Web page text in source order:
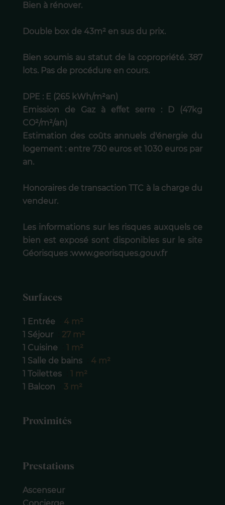
Bien à rénover.
Double box de 43m² en sus du prix.
Bien soumis au statut de la copropriété. 387
lots. Pas de procédure en cours.
DPE : E (265 kWh/m²an)
Emission de Gaz à effet serre : D (47kg
CO²/m²/an)
Estimation des coûts annuels d'énergie du
logement : entre 730 euros et 1030 euros par
an.
Honoraires de transaction TTC à la charge du
vendeur.
Les informations sur les risques auxquels ce
bien est exposé sont disponibles sur le site
Géorisques :www.georisques.gouv.fr
Surfaces
1 Entrée
4 m²
1 Séjour
27 m²
1 Cuisine
1 m²
1 Salle de bains
4 m²
1 Toilettes
1 m²
1 Balcon
3 m²
Proximités
Prestations
Ascenseur